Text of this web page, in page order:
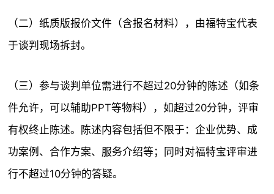
（二）纸质版报价文件（含报名材料），由福特宝代表
于谈判现场拆封。
（三）参与谈判单位需进行不超过20分钟的陈述（如条
件允许，可以辅助PPT等物料），如超过20分钟，评审
有权终止陈述。陈述内容包括但不限于：企业优势、成
功案例、合作方案、服务介绍等；同时对福特宝评审进
行不超过10分钟的答疑。